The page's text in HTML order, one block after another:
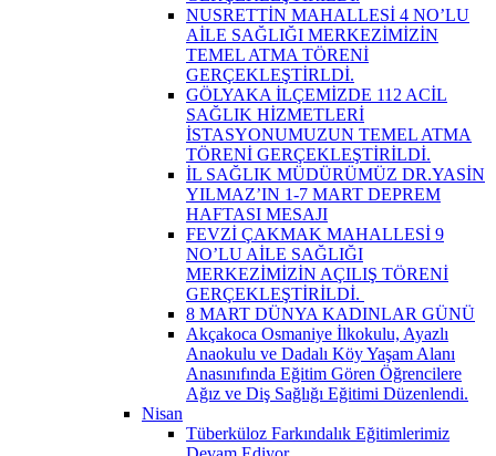
NUSRETTİN MAHALLESİ 4 NO’LU
AİLE SAĞLIĞI MERKEZİMİZİN
TEMEL ATMA TÖRENİ
GERÇEKLEŞTİRLDİ.
GÖLYAKA İLÇEMİZDE 112 ACİL
SAĞLIK HİZMETLERİ
İSTASYONUMUZUN TEMEL ATMA
TÖRENİ GERÇEKLEŞTİRİLDİ.
İL SAĞLIK MÜDÜRÜMÜZ DR.YASİN
YILMAZ’IN 1-7 MART DEPREM
HAFTASI MESAJI
FEVZİ ÇAKMAK MAHALLESİ 9
NO’LU AİLE SAĞLIĞI
MERKEZİMİZİN AÇILIŞ TÖRENİ
GERÇEKLEŞTİRİLDİ. ​
8 MART DÜNYA KADINLAR GÜNÜ
Akçakoca Osmaniye İlkokulu, Ayazlı
Anaokulu ve Dadalı Köy Yaşam Alanı
Anasınıfında Eğitim Gören Öğrencilere
Ağız ve Diş Sağlığı Eğitimi Düzenlendi.
Nisan
Tüberküloz Farkındalık Eğitimlerimiz